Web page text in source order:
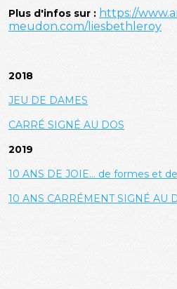
Plus d'infos sur : https://
meudon.com/liesbethleroy
2018
JEU DE DAMES
CARRÉ SIGNÉ AU DOS
2019
10 ANS DE JOIE... de formes et
10 ANS CARRÉMENT SIGNÉ AU